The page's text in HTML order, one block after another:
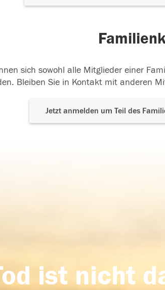
sich sowohl alle Mitglieder einer
Bleiben Sie in Kontakt mit anderen
Jetzt anmelden um Teil des
ist nicht